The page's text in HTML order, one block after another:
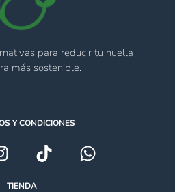
para reducir tu huella
más sostenible.
Y CONDICIONES
TIENDA